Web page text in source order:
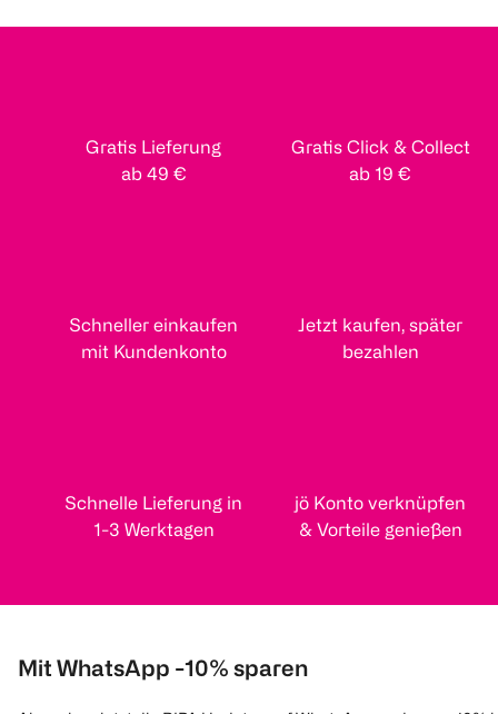
Gratis Lieferung
ab 49 €
Gratis Click & Collect
ab 19 €
Schneller einkaufen
mit Kundenkonto
Jetzt kaufen, später
bezahlen
Schnelle Lieferung in
1-3 Werktagen
jö Konto verknüpfen
& Vorteile genießen
Mit WhatsApp -10% sparen